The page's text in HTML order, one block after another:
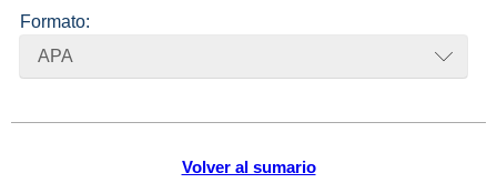
Volver al sumario
Formato:
APA